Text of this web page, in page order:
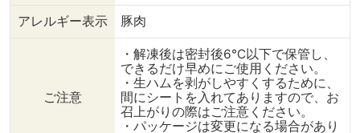
アレルギー表示 豚肉
ご注意
・解凍後は密封後6℃以下で保管し、
できるだけ早めにご使用ください。
・生ハムを剥がしやすくするために、
間にシートを入れてありますので、お
召上がりの際はご注意ください。
・パッケージは変更になる場合があり